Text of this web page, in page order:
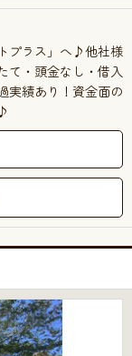
プラス」へ♪他社様
て・頭金なし・借入
実績あり！資金面の